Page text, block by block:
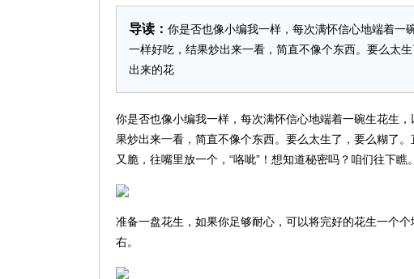
导读： 你是否也像小编我一样，每次满怀信心地端着一
一样好吃，结果炒出来一看，简直不像个东西。要么太
出来的花
你是否也像小编我一样，每次满怀信心地端着一碗生花生
果炒出来一看，简直不像个东西。要么太生了，要么糊了
又脆，往嘴里放一个，“咯呲”！想知道秘密吗？咱们往下瞧。
准备一盘花生，如果你足够耐心，可以将完好的花生一个
右。